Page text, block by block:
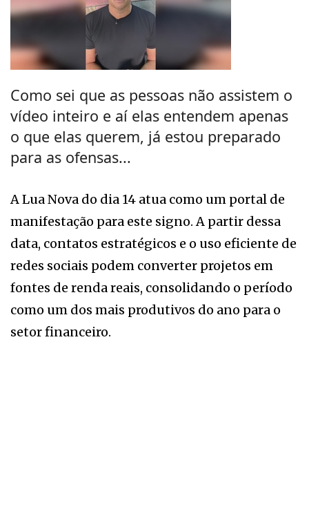
Como sei que as pessoas não assistem o
vídeo inteiro e aí elas entendem apenas
o que elas querem, já estou preparado
para as ofensas...
A Lua Nova do dia 14 atua como um portal de
manifestação para este signo. A partir dessa
data, contatos estratégicos e o uso eficiente de
redes sociais podem converter projetos em
fontes de renda reais, consolidando o período
como um dos mais produtivos do ano para o
setor financeiro.